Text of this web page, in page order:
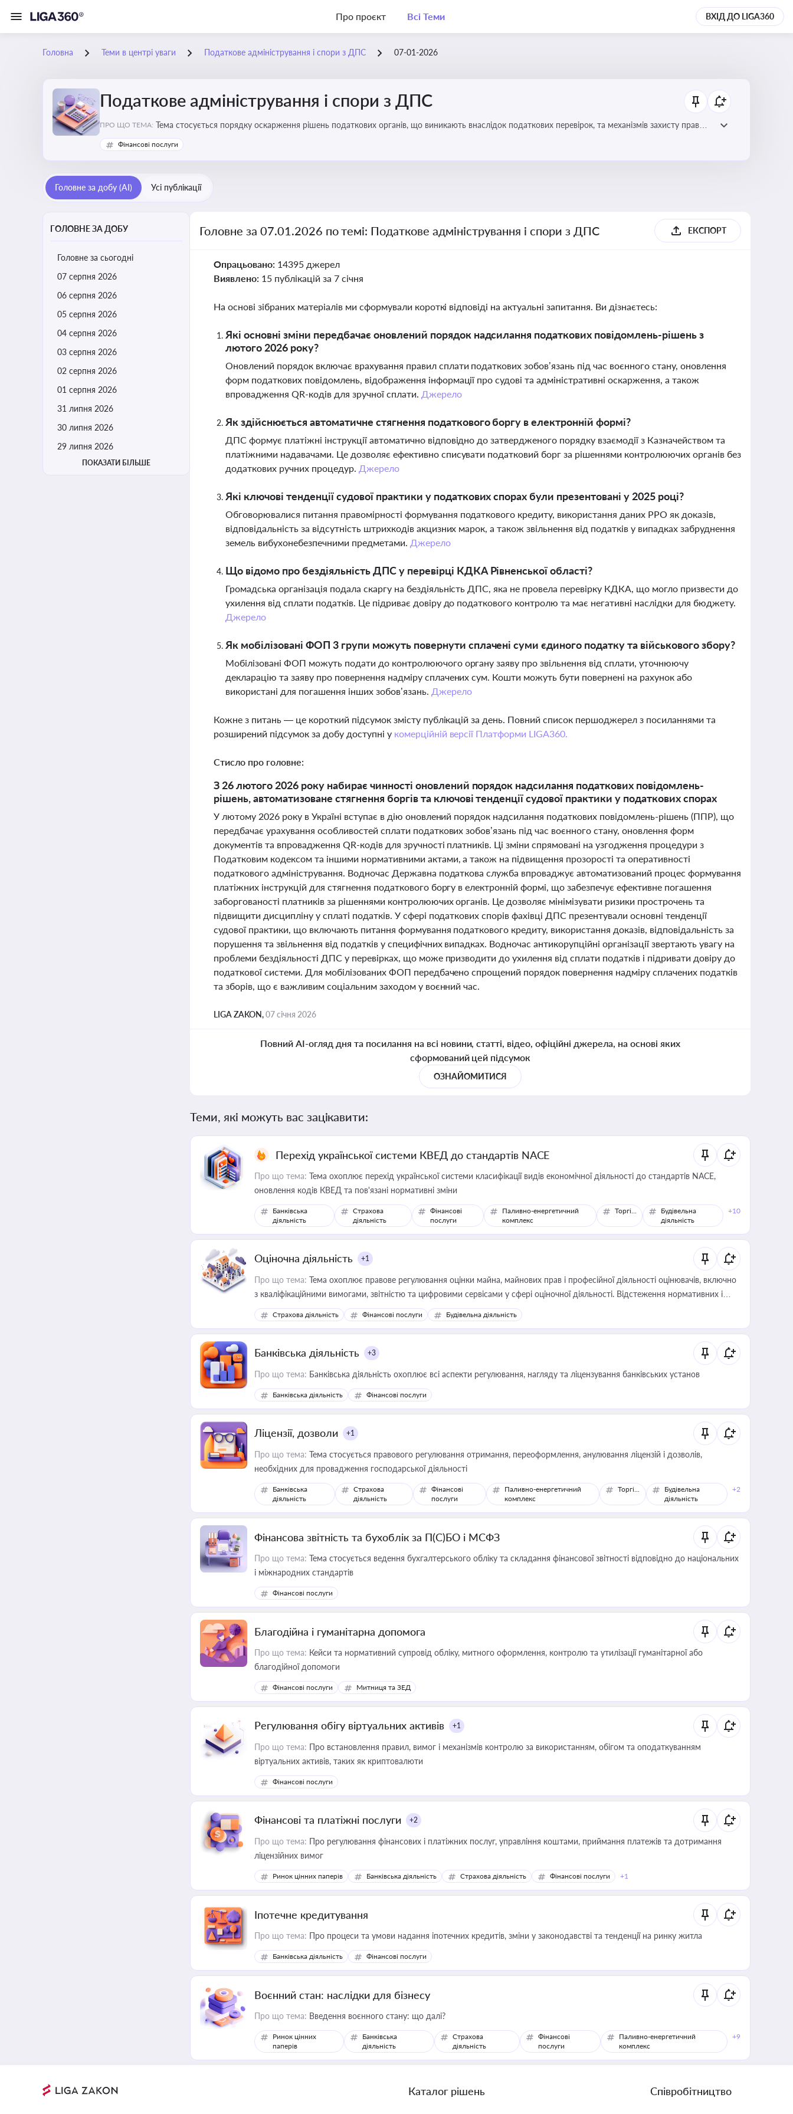
Про проєкт Всі Теми ВХІД ДО LIGA360
Головна Теми в центрі уваги Податкове адміністрування і спори з ДПС 07-01-2026
Податкове адміністрування і спори з ДПС
ПРО ЩО ТЕМА: Тема стосується порядку оскарження рішень податкових органів, що виникають внаслідок податкових перевірок, та механізмів захисту прав
платників податків
Фінансові послуги
Головне за добу (AI) Усі публікації
ГОЛОВНЕ ЗА ДОБУ
Головне за сьогодні
07 серпня 2026
06 серпня 2026
05 серпня 2026
04 серпня 2026
03 серпня 2026
02 серпня 2026
01 серпня 2026
31 липня 2026
30 липня 2026
29 липня 2026
ПОКАЗАТИ БІЛЬШЕ
Головне за 07.01.2026 по темі: Податкове адміністрування і спори з ДПС ЕКСПОРТ
Опрацьовано: 14395 джерел
Виявлено: 15 публікацій за 7 січня
На основі зібраних матеріалів ми сформували короткі відповіді на актуальні запитання. Ви дізнаєтесь:
Які основні зміни передбачає оновлений порядок надсилання податкових повідомлень-рішень з
лютого 2026 року?
Оновлений порядок включає врахування правил сплати податкових зобов’язань під час воєнного стану, оновлення
форм податкових повідомлень, відображення інформації про судові та адміністративні оскарження, а також
впровадження QR-кодів для зручної сплати. Джерело
Як здійснюється автоматичне стягнення податкового боргу в електронній формі?
ДПС формує платіжні інструкції автоматично відповідно до затвердженого порядку взаємодії з Казначейством та
платіжними надавачами. Це дозволяє ефективно списувати податковий борг за рішеннями контролюючих органів без
додаткових ручних процедур. Джерело
Які ключові тенденції судової практики у податкових спорах були презентовані у 2025 році?
Обговорювалися питання правомірності формування податкового кредиту, використання даних РРО як доказів,
відповідальність за відсутність штрихкодів акцизних марок, а також звільнення від податків у випадках забруднення
земель вибухонебезпечними предметами. Джерело
Що відомо про бездіяльність ДПС у перевірці КДКА Рівненської області?
Громадська організація подала скаргу на бездіяльність ДПС, яка не провела перевірку КДКА, що могло призвести до
ухилення від сплати податків. Це підриває довіру до податкового контролю та має негативні наслідки для бюджету.
Джерело
Як мобілізовані ФОП 3 групи можуть повернути сплачені суми єдиного податку та військового збору?
Мобілізовані ФОП можуть подати до контролюючого органу заяву про звільнення від сплати, уточнюючу
декларацію та заяву про повернення надміру сплачених сум. Кошти можуть бути повернені на рахунок або
використані для погашення інших зобов’язань. Джерело
Кожне з питань — це короткий підсумок змісту публікацій за день. Повний список першоджерел з посиланнями та
розширений підсумок за добу доступні у комерційній версії Платформи LIGA360.
Стисло про головне:
З 26 лютого 2026 року набирає чинності оновлений порядок надсилання податкових повідомлень-
рішень, автоматизоване стягнення боргів та ключові тенденції судової практики у податкових спорах
У лютому 2026 року в Україні вступає в дію оновлений порядок надсилання податкових повідомлень-рішень (ППР), що
передбачає урахування особливостей сплати податкових зобов’язань під час воєнного стану, оновлення форм
документів та впровадження QR-кодів для зручності платників. Ці зміни спрямовані на узгодження процедури з
Податковим кодексом та іншими нормативними актами, а також на підвищення прозорості та оперативності
податкового адміністрування. Водночас Державна податкова служба впроваджує автоматизований процес формування
платіжних інструкцій для стягнення податкового боргу в електронній формі, що забезпечує ефективне погашення
заборгованості платників за рішеннями контролюючих органів. Це дозволяє мінімізувати ризики прострочень та
підвищити дисципліну у сплаті податків. У сфері податкових спорів фахівці ДПС презентували основні тенденції
судової практики, що включають питання формування податкового кредиту, використання доказів, відповідальність за
порушення та звільнення від податків у специфічних випадках. Водночас антикорупційні організації звертають увагу на
проблеми бездіяльності ДПС у перевірках, що може призводити до ухилення від сплати податків і підривати довіру до
податкової системи. Для мобілізованих ФОП передбачено спрощений порядок повернення надміру сплачених податків
та зборів, що є важливим соціальним заходом у воєнний час.
LIGA ZAKON,07 січня 2026
Повний AI-огляд дня та посилання на всі новини, статті, відео, офіційні джерела, на основі яких
сформований цей підсумок
ОЗНАЙОМИТИСЯ
Теми, які можуть вас зацікавити:
Перехід української системи КВЕД до стандартів NACE
Про що тема: Тема охоплює перехід української системи класифікації видів економічної діяльності до стандартів NACE,
оновлення кодів КВЕД та пов'язані нормативні зміни
Банківська
діяльність
Страхова
діяльність
Фінансові
послуги
Паливно-енергетичний
комплекс
Торгівля
Будівельна
діяльність
+10
Оціночна діяльність +1
Про що тема: Тема охоплює правове регулювання оцінки майна, майнових прав і професійної діяльності оцінювачів, включно
з кваліфікаційними вимогами, звітністю та цифровими сервісами у сфері оціночної діяльності. Відстеження нормативних і
медійних змін у цій сфері корисне для власника бізнесу, керівника, юриста або бухгалтера під час оподаткування,
приватизації, оренди державного майна, корпоративних угод і перевірки статусу суб'єктів оціночної діяльності
Страхова діяльність Фінансові послуги Будівельна діяльність
Банківська діяльність +3
Про що тема: Банківська діяльність охоплює всі аспекти регулювання, нагляду та ліцензування банківських установ
Банківська діяльність Фінансові послуги
Ліцензії, дозволи +1
Про що тема: Тема стосується правового регулювання отримання, переоформлення, анулювання ліцензій і дозволів,
необхідних для провадження господарської діяльності
Банківська
діяльність
Страхова
діяльність
Фінансові
послуги
Паливно-енергетичний
комплекс
Торгівля
Будівельна
діяльність
+2
Фінансова звітність та бухоблік за П(С)БО і МСФЗ
Про що тема: Тема стосується ведення бухгалтерського обліку та складання фінансової звітності відповідно до національних
і міжнародних стандартів
Фінансові послуги
Благодійна і гуманітарна допомога
Про що тема: Кейси та нормативний супровід обліку, митного оформлення, контролю та утилізації гуманітарної або
благодійної допомоги
Фінансові послуги Митниця та ЗЕД
Регулювання обігу віртуальних активів +1
Про що тема: Про встановлення правил, вимог і механізмів контролю за використанням, обігом та оподаткуванням
віртуальних активів, таких як криптовалюти
Фінансові послуги
Фінансові та платіжні послуги +2
Про що тема: Про регулювання фінансових і платіжних послуг, управління коштами, приймання платежів та дотримання
ліцензійних вимог
Ринок цінних паперів Банківська діяльність Страхова діяльність Фінансові послуги +1
Іпотечне кредитування
Про що тема: Про процеси та умови надання іпотечних кредитів, зміни у законодавстві та тенденції на ринку житла
Банківська діяльність Фінансові послуги
Воєнний стан: наслідки для бізнесу
Про що тема: Введення воєнного стану: що далі?
Ринок цінних
паперів
Банківська
діяльність
Страхова
діяльність
Фінансові
послуги
Паливно-енергетичний
комплекс
+9
Каталог рішень Співробітництво